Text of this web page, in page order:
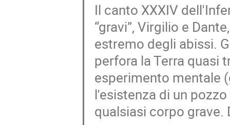
Il canto XXXIV
“gravi”, Virgilio e
estremo degli abissi.
perfora la Terra quasi
esperimento mentale
l'esistenza di un
qualsiasi corpo grave.